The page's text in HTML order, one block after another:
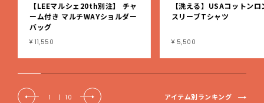
【LEEマルシェ20th別注】 チャ
ーム付き マルチWAYショルダー
バッグ
¥ 11,550
【洗える】USAコットンロ
スリーブTシャツ
¥ 5,500
1 | 10 アイテム別ランキング